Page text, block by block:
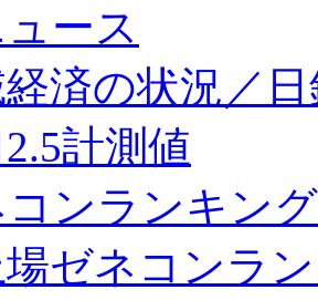
ース
済の状況／
2.5計測値
ンランキン
ゼネコンラ